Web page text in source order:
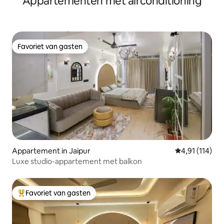
Favoriet van gasten
Favoriet van gasten
Appartement in Jaipur Gemiddelde
4,91 (114)
Luxe studio-appartement met balkon
Topfavoriet van gasten
Favoriet van gasten